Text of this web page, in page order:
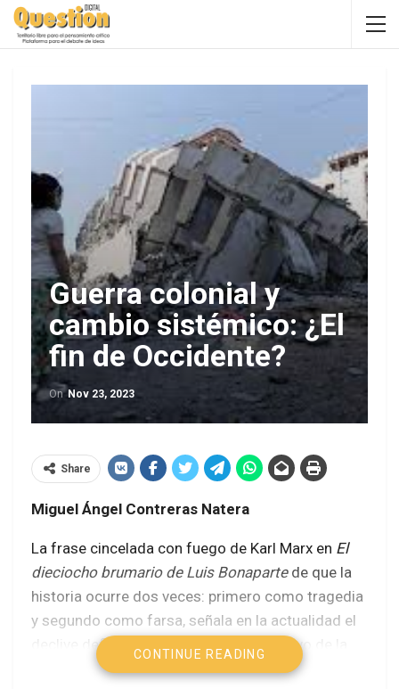
Guerra colonial y
cambio sistémico: ¿El
fin de Occidente?
OnNov 23, 2023
Share
Miguel Ángel Contreras Natera
La frase cincelada con fuego de Karl Marx en El
dieciocho brumario de Luis Bonapartede que la
historia ocurre dos veces: primero como tragedia
y segundo como farsa, señala en la actualidad el
declive definitivo del contenido normativo de la
Ilustración euroccidental. Más recientemente, la
CONTINUE READING